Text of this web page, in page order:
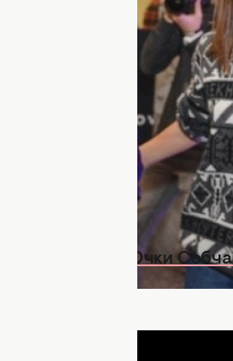
состоялся показ
российского ТВ
на показ в метро,
решение чуть не
"Очки